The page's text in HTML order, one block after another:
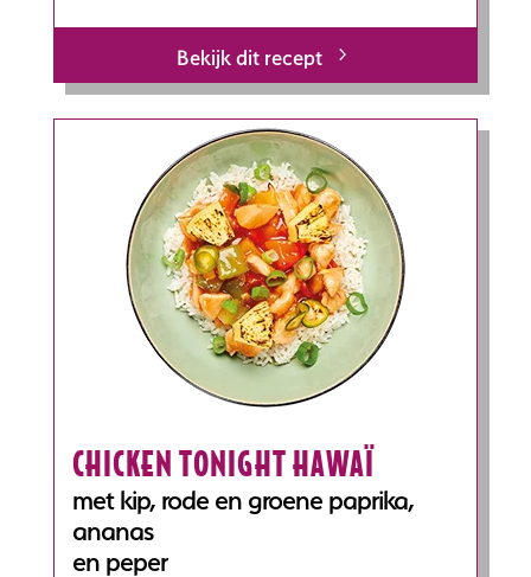
Bekijk dit recept
CHICKEN TONIGHT HAWAÏ
met kip, rode en groene paprika,
ananas
en peper